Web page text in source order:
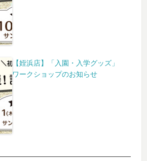
【姪浜店】「入園・入学グッズ」
ワークショップのお知らせ